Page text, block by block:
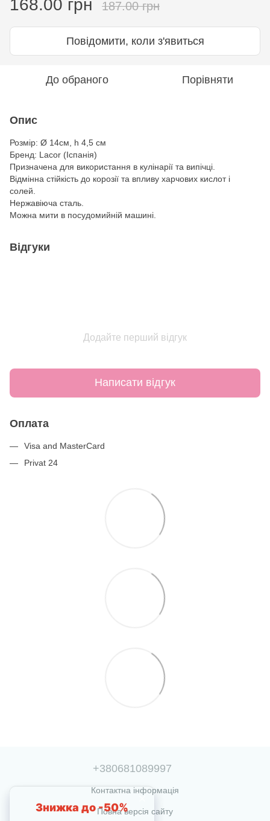
168.00 грн 187.00 грн
Повідомити, коли з'явиться
До обраного Порівняти
Опис
Розмір: Ø 14см, h 4,5 см
Бренд: Lacor (Іспанія)
Призначена для використання в кулінарії та випічці.
Відмінна стійкість до корозії та впливу харчових кислот і
солей.
Нержавіюча сталь.
Можна мити в посудомийній машині.
Відгуки
Додайте перший відгук
Написати відгук
Оплата
Visa and MasterCard
Privat 24
+380681089997
Контактна інформація
Повна версія сайту